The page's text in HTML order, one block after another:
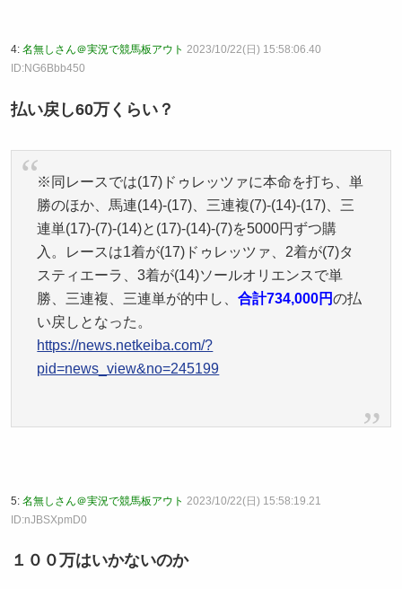
4: 名無しさん＠実況で競馬板アウト 2023/10/22(日) 15:58:06.40
ID:NG6Bbb450
払い戻し60万くらい？
※同レースでは(17)ドゥレッツァに本命を打ち、単
勝のほか、馬連(14)-(17)、三連複(7)-(14)-(17)、三
連単(17)-(7)-(14)と(17)-(14)-(7)を5000円ずつ購
入。レースは1着が(17)ドゥレッツァ、2着が(7)タ
スティエーラ、3着が(14)ソールオリエンスで単
勝、三連複、三連単が的中し、合計734,000円の払
い戻しとなった。
https://news.netkeiba.com/?
pid=news_view&no=245199
5: 名無しさん＠実況で競馬板アウト 2023/10/22(日) 15:58:19.21
ID:nJBSXpmD0
１００万はいかないのか